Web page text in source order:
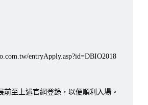
entryApply.asp?id=DBIO2018
前至上述官網登錄，以便順利入場。